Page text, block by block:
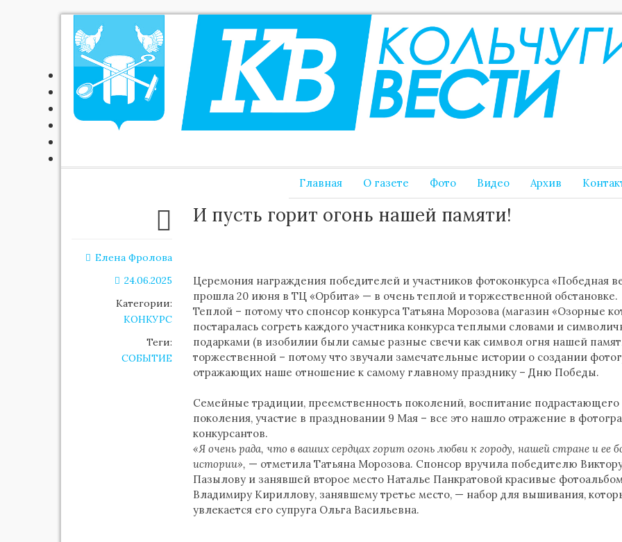
Главная О газете Фото Видео Архив
Елена Фролова
24.06.2025
Категории:
КОНКУРС
Теги:
СОБЫТИЕ
И пусть горит огонь нашей памяти!
Церемония награждения победителей и участников фотоконкурса «Победная
прошла 20 июня в ТЦ «Орбита» — в очень теплой и торжественной обстановке.
Теплой – потому что спонсор конкурса Татьяна Морозова (магазин «Озорные
постаралась согреть каждого участника конкурса теплыми словами и
подарками (в изобилии были самые разные свечи как символ огня нашей
торжественной – потому что звучали замечательные истории о создании
отражающих наше отношение к самому главному празднику – Дню Победы.
Семейные традиции, преемственность поколений, воспитание подрастающего
поколения, участие в праздновании 9 Мая – все это нашло отражение в
конкурсантов.
«Я очень рада, что в ваших сердцах горит огонь любви к городу, нашей стране и ее
истории», — отметила Татьяна Морозова. Спонсор вручила победителю
Пазылову и занявшей второе место Наталье Панкратовой красивые
Владимиру Кириллову, занявшему третье место, — набор для вышивания,
увлекается его супруга Ольга Васильевна.